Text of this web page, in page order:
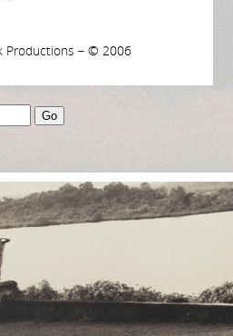
Productions – © 2006
Go